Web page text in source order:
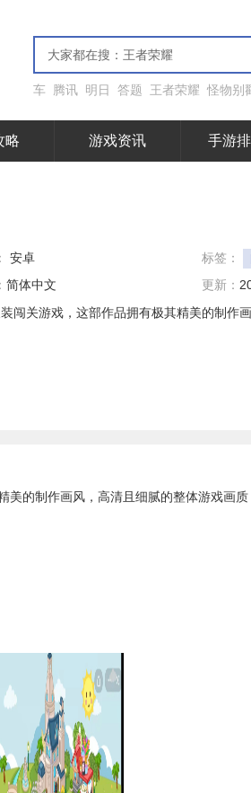
车 腾讯 明日 答题 王者荣耀 怪物别
略 游戏资讯 手游
安卓 标签：
简体中文 更新：
闯关游戏，这部作品拥有极其精美的制作
的制作画风，高清且细腻的整体游戏画质